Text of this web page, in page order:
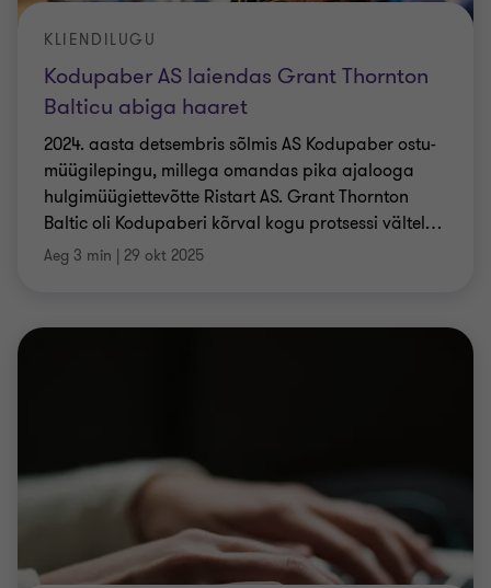
Kodupaber AS laiendas Grant Thornton
Balticu abiga haaret
KLIENDILUGU
2024. aasta detsembris sõlmis AS Kodupaber ostu-
müügilepingu, millega omandas pika ajalooga
hulgimüügiettevõtte Ristart AS. Grant Thornton
Baltic oli Kodupaberi kõrval kogu protsessi vältel…
Aeg 3 min | 29 okt 2025